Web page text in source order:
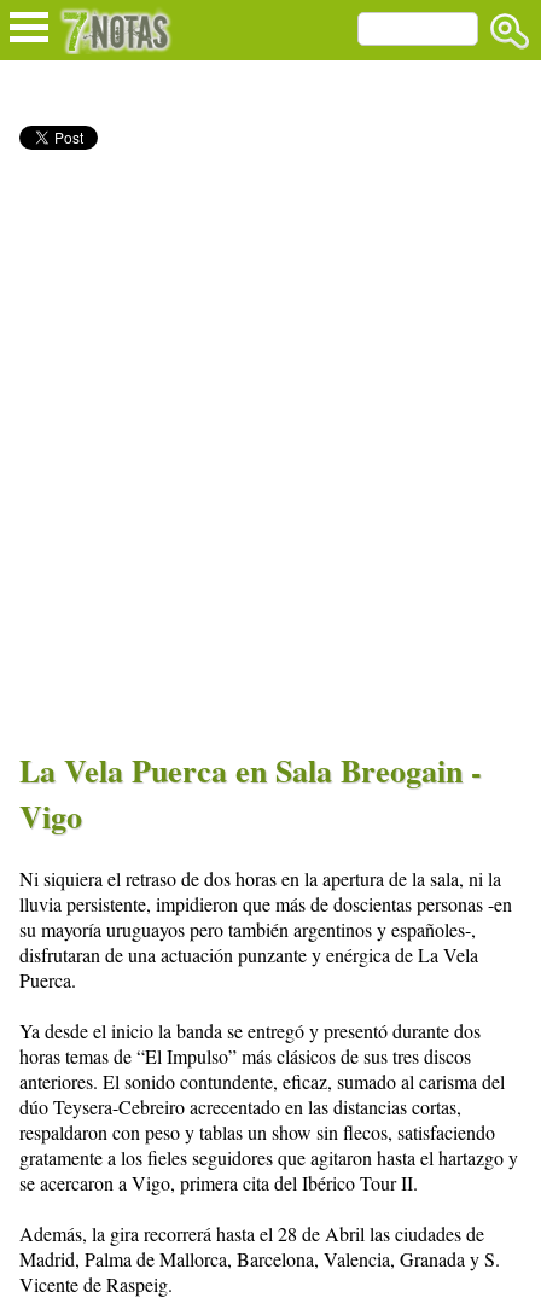
La Vela Puerca en Sala Breogain -
Vigo
Ni siquiera el retraso de dos horas en la apertura de la sala, ni la
lluvia persistente, impidieron que más de doscientas personas -en
su mayoría uruguayos pero también argentinos y españoles-,
disfrutaran de una actuación punzante y enérgica de La Vela
Puerca.
Ya desde el inicio la banda se entregó y presentó durante dos
horas temas de “El Impulso” más clásicos de sus tres discos
anteriores. El sonido contundente, eficaz, sumado al carisma del
dúo Teysera-Cebreiro acrecentado en las distancias cortas,
respaldaron con peso y tablas un show sin flecos, satisfaciendo
gratamente a los fieles seguidores que agitaron hasta el hartazgo y
se acercaron a Vigo, primera cita del Ibérico Tour II.
Además, la gira recorrerá hasta el 28 de Abril las ciudades de
Madrid, Palma de Mallorca, Barcelona, Valencia, Granada y S.
Vicente de Raspeig.